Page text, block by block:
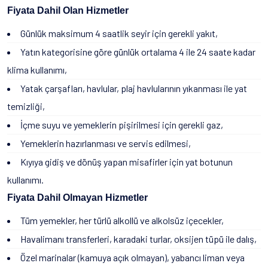
Fiyata Dahil Olan Hizmetler
Günlük maksimum 4 saatlik seyir için gerekli yakıt,
Yatın kategorisine göre günlük ortalama 4 ile 24 saate kadar
klima kullanımı,
Yatak çarşafları, havlular, plaj havlularının yıkanması ile yat
temizliği,
İçme suyu ve yemeklerin pişirilmesi için gerekli gaz,
Yemeklerin hazırlanması ve servis edilmesi,
Kıyıya gidiş ve dönüş yapan misafirler için yat botunun
kullanımı.
Fiyata Dahil Olmayan Hizmetler
Tüm yemekler, her türlü alkollü ve alkolsüz içecekler,
Havalimanı transferleri, karadaki turlar, oksijen tüpü ile dalış,
Özel marinalar (kamuya açık olmayan), yabancı liman veya